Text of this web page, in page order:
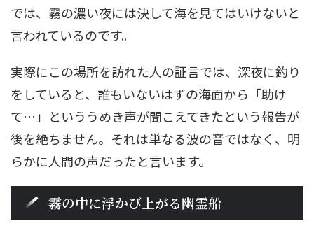
では、霧の濃い夜には決して海を見てはいけないと
言われているのです。
実際にこの場所を訪れた人の証言では、深夜に釣り
をしていると、誰もいないはずの海面から「助け
て…」といううめき声が聞こえてきたという報告が
後を絶ちません。それは単なる波の音ではなく、明
らかに人間の声だったと言います。
霧の中に浮かび上がる幽霊船